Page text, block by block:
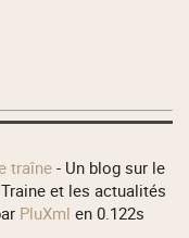
traîne - Un blog sur le
et les actualités
PluXml en 0.122s